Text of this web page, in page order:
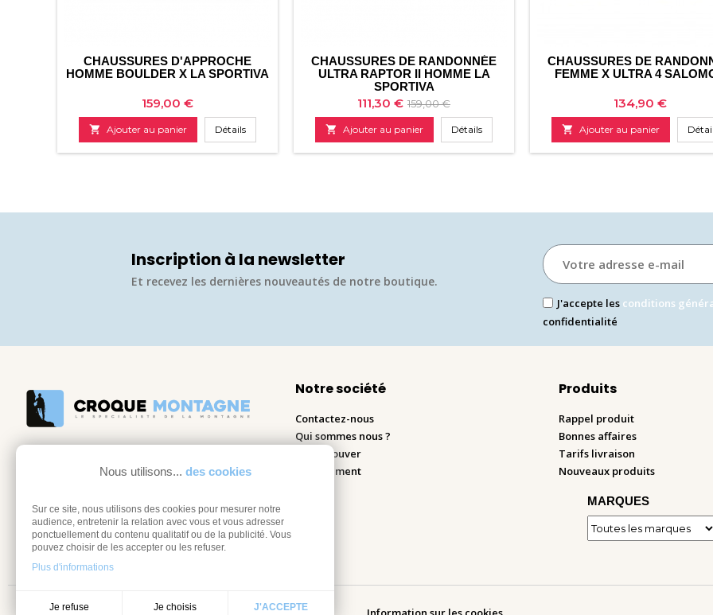
Nous utilisons... des cookies
Sur ce site, nous utilisons des cookies pour mesurer notre
audience, entretenir la relation avec vous et vous adresser
ponctuellement du contenu qualitatif ou de la publicité. Vous
pouvez choisir de les accepter ou les refuser.
Plus d'informations
Je refuse Je choisis J'ACCEPTE
CHAUSSURES D'APPROCHE
HOMME BOULDER X LA SPORTIVA
Prix
159,00 €
 Ajouter au panier Détails
CHAUSSURES DE RANDONNÉE
ULTRA RAPTOR II HOMME LA
SPORTIVA
Prix
111,30 € Prix
base
159,00 €
 Ajouter au panier Détails
CHAUSSURES DE
FEMME X ULTRA 4
Prix
134,90 €
 Ajouter au panier
Inscription à la newsletter
Et recevez les dernières nouveautés de notre boutique.​
J'accepte les conditions
confidentialité
Notre société
Contactez-nous
Qui sommes nous ?
Nous trouver
Recrutement
Produits
Rappel produit
Bonnes affaires
Tarifs livraison
Nouveaux produits
MARQUES